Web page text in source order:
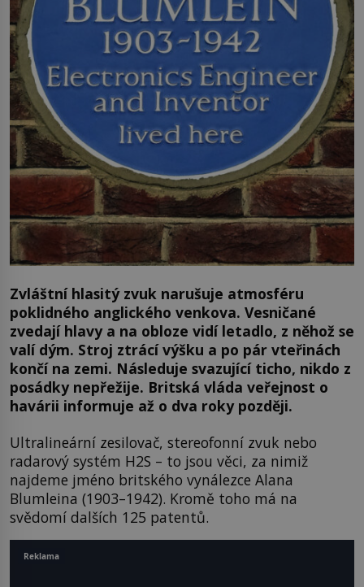
Zvláštní hlasitý zvuk narušuje atmosféru
poklidného anglického venkova. Vesničané
zvedají hlavy a na obloze vidí letadlo, z něhož se
valí dým. Stroj ztrácí výšku a po pár vteřinách
končí na zemi. Následuje svazující ticho, nikdo z
posádky nepřežije. Britská vláda veřejnost o
havárii informuje až o dva roky později.
Ultralineární zesilovač, stereofonní zvuk nebo
radarový systém H2S – to jsou věci, za nimiž
najdeme jméno britského vynálezce Alana
Blumleina (1903–1942). Kromě toho má na
svědomí dalších 125 patentů.
Reklama